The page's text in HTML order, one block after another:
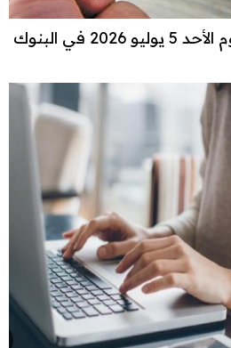
سعر الدينار الكويتي اليوم الأحد 5 يوليو 2026 في البنوك